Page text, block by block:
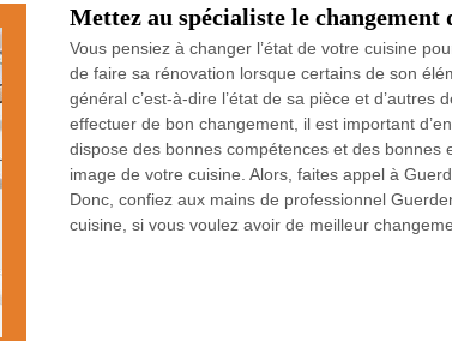
Mettez au spécialiste le changement
Vous pensiez à changer l’état de votre cuisine
de faire sa rénovation lorsque certains de son
général c’est-à-dire l’état de sa pièce et
effectuer de bon changement, il est important
dispose des bonnes compétences et des
image de votre cuisine. Alors, faites appel à
Donc, confiez aux mains de professionnel
cuisine, si vous voulez avoir de meilleur